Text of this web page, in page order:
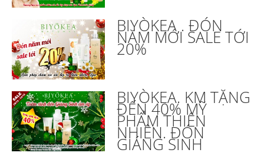
BIYÒKEA . ĐÓN
NĂM MỚI SALE TỚI
20%
BIYÒKEA. KM TẶNG
ĐẾN 40% MỸ
PHẨM THIÊN
NHIÊN. ĐÓN
GIÁNG SINH